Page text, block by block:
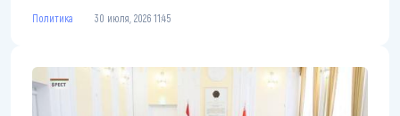
Политика 30 июля, 2026 11:45